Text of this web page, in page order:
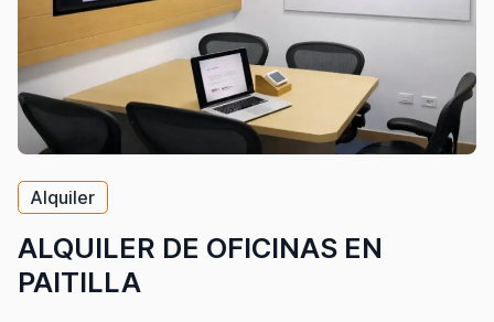
Alquiler
ALQUILER DE OFICINAS EN
PAITILLA